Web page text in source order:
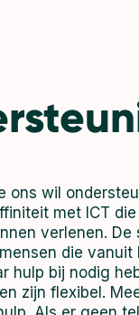
ons wil
met ICT
verlenen. De
die
hulp bij nodig
zijn flexibel.